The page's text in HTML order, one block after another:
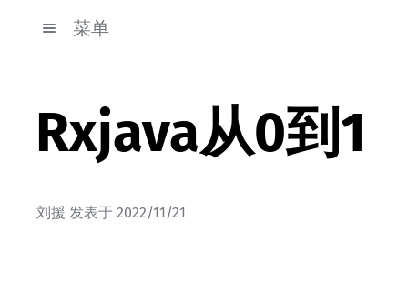
菜单
Rxjava从0到1
刘援 发表于 2022/11/21